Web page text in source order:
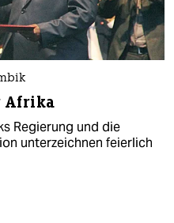
Afrika
Regierung und die
unterzeichnen feierlich